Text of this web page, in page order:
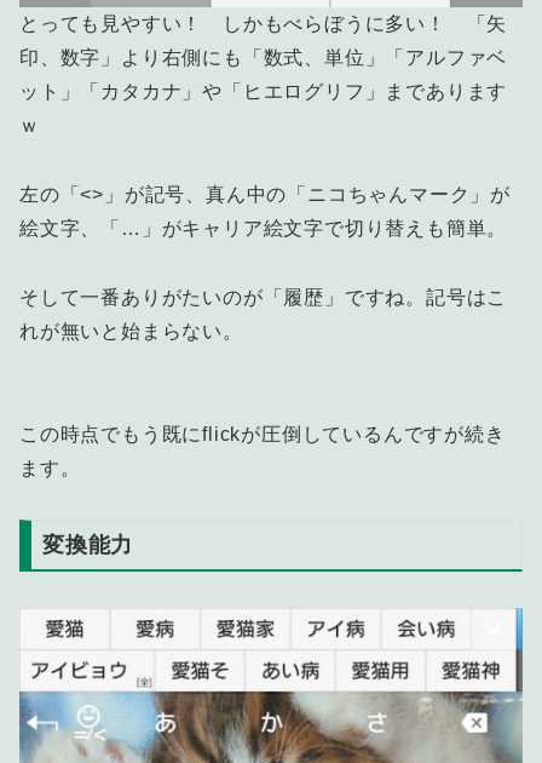
とっても見やすい！ しかもべらぼうに多い！ 「矢
印、数字」より右側にも「数式、単位」「アルファベ
ット」「カタカナ」や「ヒエログリフ」まであります
ｗ
左の「<>」が記号、真ん中の「ニコちゃんマーク」が
絵文字、「…」がキャリア絵文字で切り替えも簡単。
そして一番ありがたいのが「履歴」ですね。記号はこ
れが無いと始まらない。
この時点でもう既にflickが圧倒しているんですが続き
ます。
変換能力